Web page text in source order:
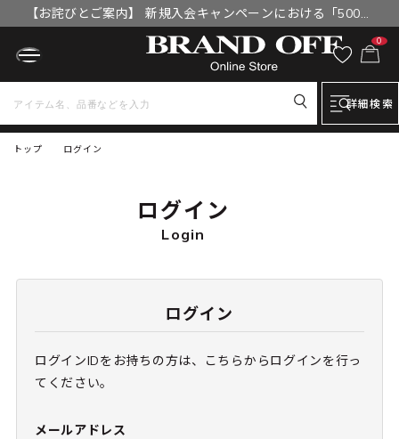
【お詫びとご案内】 新規入会キャンペーンにおける「500円
OFFクーポン」付与漏れと補填について
0
詳細検索
トップ ログイン
ログイン
Login
ログイン
ログインIDをお持ちの方は、こちらからログインを行っ
てください。
メールアドレス